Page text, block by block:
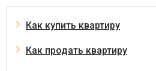
Как купить квартиру
Как продать квартиру